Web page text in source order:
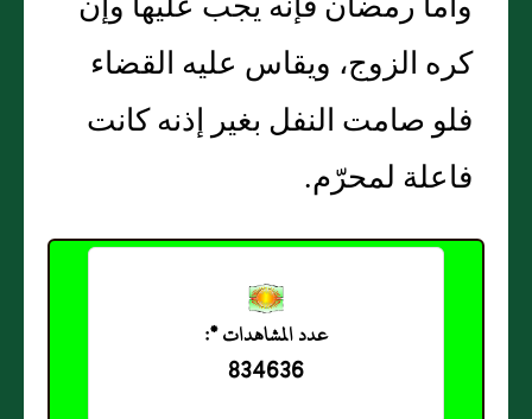
كره الزوج، ويقاس عليه القضاء
فلو صامت النفل بغير إذنه كانت
فاعلة لمحرّم.
عدد المشاهدات *:
834636